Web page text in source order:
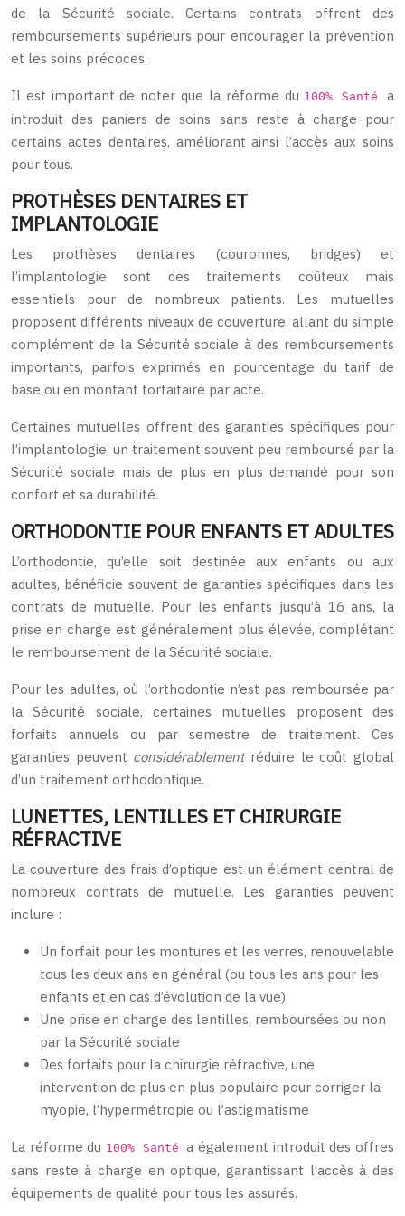
de la Sécurité sociale. Certains contrats offrent des
remboursements supérieurs pour encourager la prévention
et les soins précoces.
Il est important de noter que la réforme du 100% Santéa
introduit des paniers de soins sans reste à charge pour
certains actes dentaires, améliorant ainsi l’accès aux soins
pour tous.
PROTHÈSES DENTAIRES ET
IMPLANTOLOGIE
Les prothèses dentaires (couronnes, bridges) et
l’implantologie sont des traitements coûteux mais
essentiels pour de nombreux patients. Les mutuelles
proposent différents niveaux de couverture, allant du simple
complément de la Sécurité sociale à des remboursements
importants, parfois exprimés en pourcentage du tarif de
base ou en montant forfaitaire par acte.
Certaines mutuelles offrent des garanties spécifiques pour
l’implantologie, un traitement souvent peu remboursé par la
Sécurité sociale mais de plus en plus demandé pour son
confort et sa durabilité.
ORTHODONTIE POUR ENFANTS ET ADULTES
L’orthodontie, qu’elle soit destinée aux enfants ou aux
adultes, bénéficie souvent de garanties spécifiques dans les
contrats de mutuelle. Pour les enfants jusqu’à 16 ans, la
prise en charge est généralement plus élevée, complétant
le remboursement de la Sécurité sociale.
Pour les adultes, où l’orthodontie n’est pas remboursée par
la Sécurité sociale, certaines mutuelles proposent des
forfaits annuels ou par semestre de traitement. Ces
garanties peuvent considérablement réduire le coût global
d’un traitement orthodontique.
LUNETTES, LENTILLES ET CHIRURGIE
RÉFRACTIVE
La couverture des frais d’optique est un élément central de
nombreux contrats de mutuelle. Les garanties peuvent
inclure :
Un forfait pour les montures et les verres, renouvelable
tous les deux ans en général (ou tous les ans pour les
enfants et en cas d’évolution de la vue)
Une prise en charge des lentilles, remboursées ou non
par la Sécurité sociale
Des forfaits pour la chirurgie réfractive, une
intervention de plus en plus populaire pour corriger la
myopie, l’hypermétropie ou l’astigmatisme
La réforme du 100% Santéa également introduit des offres
sans reste à charge en optique, garantissant l’accès à des
équipements de qualité pour tous les assurés.